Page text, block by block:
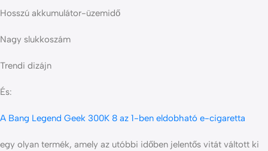
Hosszú akkumulátor-üzemidő
Nagy slukkoszám
Trendi dizájn
És:
A Bang Legend Geek 300K 8 az 1-ben eldobható e-cigaretta
egy olyan termék, amely az utóbbi időben jelentős vitát váltott ki